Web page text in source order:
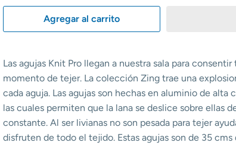
Agregar al carrito
Las agujas Knit Pro llegan a nuestra sala para consentir
momento de tejer. La colección Zing trae una
cada aguja. Las agujas son hechas en aluminio de alta
las cuales permiten que la lana se deslice sobre ellas
constante. Al ser livianas no son pesada para tejer
disfruten de todo el tejido. Estas agujas son de 35 cms